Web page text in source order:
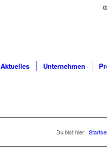
Aktuelles Unternehmen
Du bist hier: